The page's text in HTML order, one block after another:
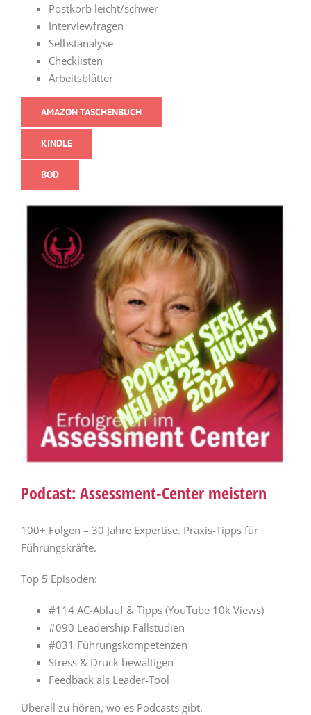
Postkorb leicht/schwer
Interviewfragen
Selbstanalyse
Checklisten
Arbeitsblätter
AMAZON TASCHENBUCH
KINDLE
BOD
Podcast: Assessment-Center meistern
100+ Folgen – 30 Jahre Expertise. Praxis-Tipps für
Führungskräfte.
Top 5 Episoden:
#114 AC-Ablauf & Tipps (YouTube 10k Views)
#090 Leadership Fallstudien
#031 Führungskompetenzen
Stress & Druck bewältigen
Feedback als Leader-Tool
Überall zu hören, wo es Podcasts gibt.